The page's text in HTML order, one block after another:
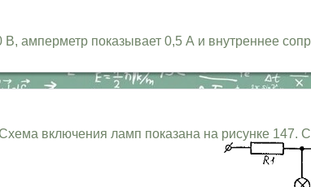
амперметр показывает 0,5 А и внутреннее
включения ламп показана на рисунке 147.